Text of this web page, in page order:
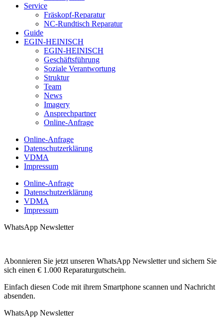
Service
Fräskopf-Reparatur
NC-Rundtisch Reparatur
Guide
EGIN-HEINISCH
EGIN-HEINISCH
Geschäftsführung
Soziale Verantwortung
Struktur
Team
News
Imagery
Ansprechpartner
Online-Anfrage
Online-Anfrage
Datenschutzerklärung
VDMA
Impressum
Online-Anfrage
Datenschutzerklärung
VDMA
Impressum
WhatsApp Newsletter
Abonnieren Sie jetzt unseren WhatsApp Newsletter und sichern Sie
sich einen € 1.000 Reparaturgutschein.
Einfach diesen Code mit ihrem Smartphone scannen und Nachricht
absenden.
WhatsApp Newsletter